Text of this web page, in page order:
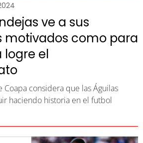
ve a sus
motivados como para
logre el
considera que las Águilas
haciendo historia en el futbol